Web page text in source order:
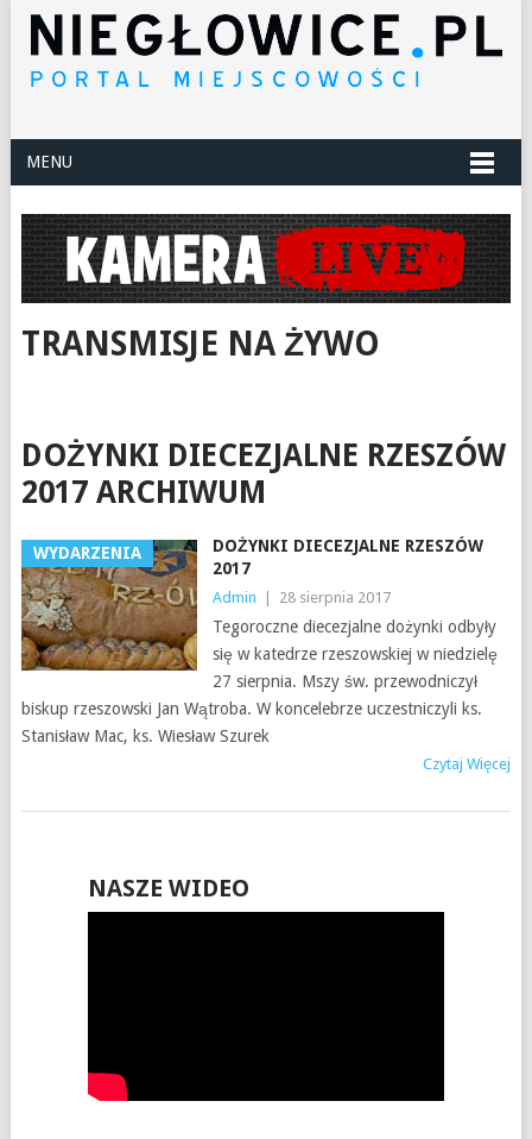
MENU
TRANSMISJE NA ŻYWO
DOŻYNKI DIECEZJALNE RZESZÓW
2017 ARCHIWUM
WYDARZENIA
DOŻYNKI DIECEZJALNE RZESZÓW
2017
Admin 28 sierpnia 2017
Tegoroczne diecezjalne dożynki odbyły
się w katedrze rzeszowskiej w niedzielę
27 sierpnia. Mszy św. przewodniczył
biskup rzeszowski Jan Wątroba. W koncelebrze uczestniczyli ks.
Stanisław Mac, ks. Wiesław Szurek
Czytaj Więcej
NASZE WIDEO